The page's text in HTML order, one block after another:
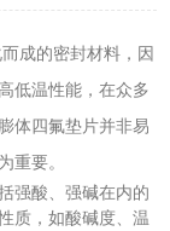
成的密封材料，因
低温性能，在众多
体四氟垫片并非易
重要。
强酸、强碱在内的
质，如酸碱度、温